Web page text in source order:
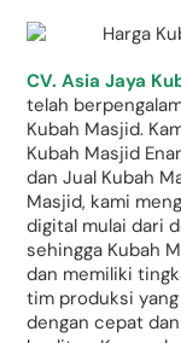
CV. Asia Jaya
telah
Kubah Masjid.
Kubah Masjid
dan Jual Kubah
Masjid, kami
digital mulai dari
sehingga Kubah
dan memiliki
tim produksi
dengan cepat